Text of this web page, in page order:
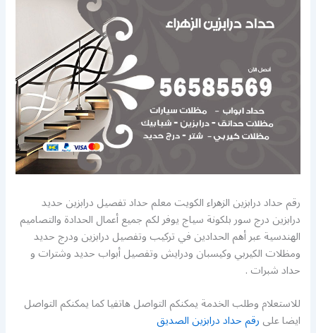
رقم حداد درابزين الزهراء الكويت معلم حداد تفصيل درابزين حديد
درابزين درج سور بلكونة سياج يوفر لكم جميع أعمال الحدادة والتصاميم
الهندسية عبر أهم الحدادين في تركيب وتفصيل درابزين ودرج حديد
ومظلات الكيربي وكيسبان ودرايش وتفصيل أبواب حديد وشترات و
حداد شبرات .
للاستعلام وطلب الخدمة يمكنكم التواصل هاتفيا كما يمكنكم التواصل
ايضا علىرقم حداد درابزين الصديق